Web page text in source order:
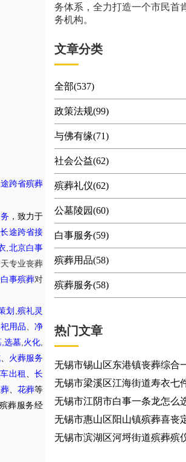
跨省殡葬
，致力于
_长途跨省接
北京白事
专业丧葬
白事殡葬对
划 殡礼灵
用品 、净
, 选墓, 火化
火葬服务
出租 、长
、 花葬等
葬服务经
务体系，全力打造一个市民首
务机构。
文章分类
全部(537)
政策法规(99)
与佛有缘(71)
社会公益(62)
殡葬礼仪(62)
公墓陵园(60)
白事服务(59)
殡葬用品(58)
殡葬服务(58)
热门文章
无锡市锡山区东港镇丧葬综合
无锡市梁溪区江海街道寿衣七
无锡市江阴市白事一条龙怎么
无锡市惠山区阳山镇殡葬喜丧
无锡市滨湖区河埒街道殡葬殡